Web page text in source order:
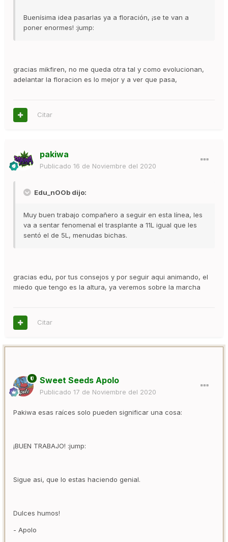
Buenísima idea pasarlas ya a floración, ¡se te van a
poner enormes! :jump:
gracias mikfiren, no me queda otra tal y como evolucionan,
adelantar la floracion es lo mejor y a ver que pasa,
Citar
pakiwa
Publicado 16 de Noviembre del 2020
Edu_nOOb dijo:
Muy buen trabajo compañero a seguir en esta línea, les
va a sentar fenomenal el trasplante a 11L igual que les
sentó el de 5L, menudas bichas.
gracias edu, por tus consejos y por seguir aqui animando, el
miedo que tengo es la altura, ya veremos sobre la marcha
Citar
Sweet Seeds Apolo
Publicado 17 de Noviembre del 2020
Pakiwa esas raíces solo pueden significar una cosa:
¡BUEN TRABAJO! :jump:
Sigue asi, que lo estas haciendo genial.
Dulces humos!
- Apolo